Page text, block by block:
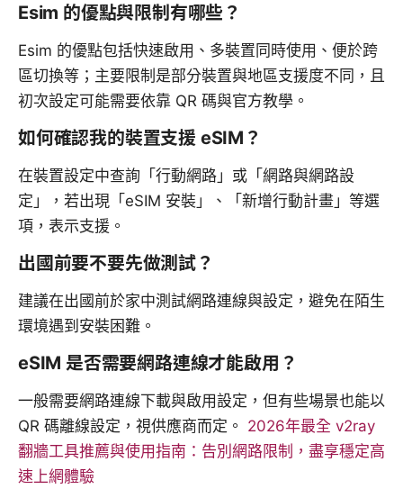
Esim 的優點與限制有哪些？
Esim 的優點包括快速啟用、多裝置同時使用、便於跨
區切換等；主要限制是部分裝置與地區支援度不同，且
初次設定可能需要依靠 QR 碼與官方教學。
如何確認我的裝置支援 eSIM？
在裝置設定中查詢「行動網路」或「網路與網路設
定」，若出現「eSIM 安裝」、「新增行動計畫」等選
項，表示支援。
出國前要不要先做測試？
建議在出國前於家中測試網路連線與設定，避免在陌生
環境遇到安裝困難。
eSIM 是否需要網路連線才能啟用？
一般需要網路連線下載與啟用設定，但有些場景也能以
QR 碼離線設定，視供應商而定。 2026年最全 v2ray
翻牆工具推薦與使用指南：告別網路限制，盡享穩定高
速上網體驗